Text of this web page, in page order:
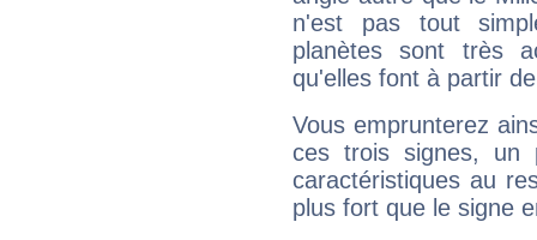
n'est pas tout
planètes sont très
qu'elles font à partir
Vous emprunterez
ces trois signes, un
caractéristiques au
plus fort que le signe